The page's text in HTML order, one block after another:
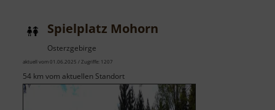
Spielplatz Mohorn
Osterzgebirge
aktuell vom 01.06.2025 / Zugriffe: 1207
54 km vom aktuellen Standort